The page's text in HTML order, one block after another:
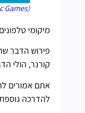
(Image credit:
Games
מיקומי
פירוש הדבר
קורנר, הולי
אתם אמורים
להדרכה